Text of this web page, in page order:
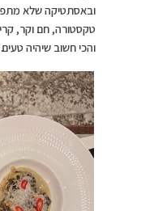
ובאסתטיקה שלא
טקסטורה, חם וקר,
והכי חשוב שיהיה